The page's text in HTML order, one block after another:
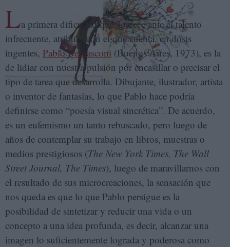
La primera dificultad que aparece ante el talento
infrecuente, atributo con el que cuenta, en dosis
ingentes, Pablo Bernasconi (Buenos Aires, 1973), es la
de lidiar con nuestra pulsión por encasillar o precisar el
tipo de tarea que desarrolla. Dibujante, ilustrador, artista
o inventor de fantasías, lo que Pablo hace podría
definirse como “poesía visual sincrética”. De acuerdo,
es un eufemismo un tanto rebuscado, pero luego de
años de contemplar su trabajo en libros, muestras o
medios prestigiosos (The New York Times, The Wall
Street Journal, The Times), luego de maravillarnos con
el resultado de sus microcreaciones, la sensación que
nos queda es que lo que Pablo persigue es la
posibilidad de sintetizar y reducir una vida o un
concepto a una idea profunda, es decir, alcanzar una
imagen lo suficientemente lograda y poderosa como